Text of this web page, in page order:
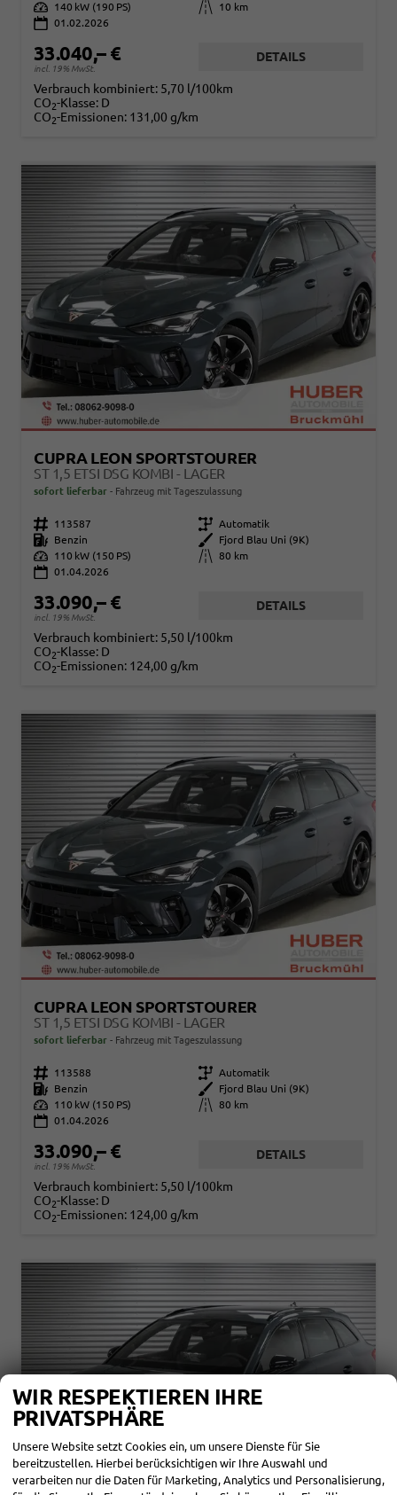
Leistung
140 kW (190 PS) Kilometerstand
10 km
01.02.2026
33.040,– €
incl. 19% MwSt.
DETAILS
Verbrauch kombiniert: 5,70 l/100km
CO2-Klasse: D
CO2-Emissionen: 131,00 g/km
CUPRA LEON SPORTSTOURER
ST 1,5 ETSI DSG KOMBI - LAGER
sofort lieferbar Fahrzeug mit Tageszulassung
Fahrzeugnr. 113587 Getriebe Automatik
Kraftstoff
Benzin Außenfarbe
Fjord Blau Uni (9K)
Leistung
110 kW (150 PS) Kilometerstand
80 km
01.04.2026
33.090,– €
incl. 19% MwSt.
DETAILS
Verbrauch kombiniert: 5,50 l/100km
CO2-Klasse: D
CO2-Emissionen: 124,00 g/km
CUPRA LEON SPORTSTOURER
ST 1,5 ETSI DSG KOMBI - LAGER
sofort lieferbar Fahrzeug mit Tageszulassung
Fahrzeugnr. 113588 Getriebe Automatik
Kraftstoff
Benzin Außenfarbe
Fjord Blau Uni (9K)
Leistung
110 kW (150 PS) Kilometerstand
80 km
01.04.2026
33.090,– €
incl. 19% MwSt.
DETAILS
Verbrauch kombiniert: 5,50 l/100km
CO2-Klasse: D
CO2-Emissionen: 124,00 g/km
WIR RESPEKTIEREN IHRE
PRIVATSPHÄRE
Unsere Website setzt Cookies ein, um unsere Dienste für Sie
bereitzustellen. Hierbei berücksichtigen wir Ihre Auswahl und
verarbeiten nur die Daten für Marketing, Analytics und Personalisierung,